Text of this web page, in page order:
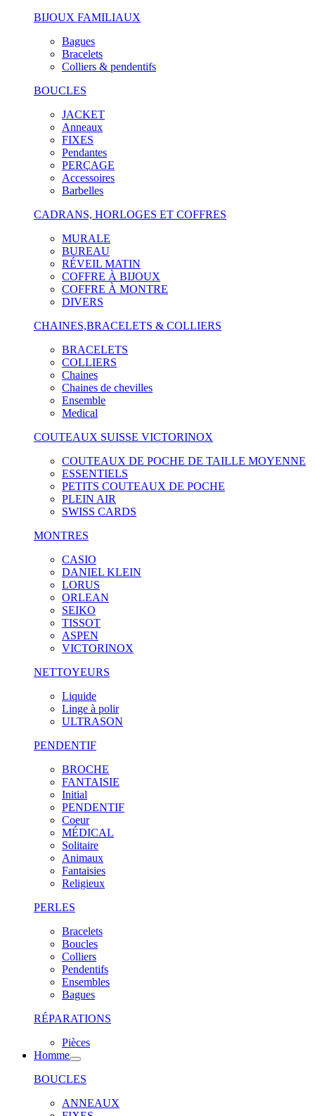
BIJOUX FAMILIAUX
Bagues
Bracelets
Colliers & pendentifs
BOUCLES
JACKET
Anneaux
FIXES
Pendantes
PERÇAGE
Accessoires
Barbelles
CADRANS, HORLOGES ET COFFRES
MURALE
BUREAU
RÉVEIL MATIN
COFFRE À BIJOUX
COFFRE À MONTRE
DIVERS
CHAINES,BRACELETS & COLLIERS
BRACELETS
COLLIERS
Chaines
Chaines de chevilles
Ensemble
Medical
COUTEAUX SUISSE VICTORINOX
COUTEAUX DE POCHE DE TAILLE MOYENNE
ESSENTIELS
PETITS COUTEAUX DE POCHE
PLEIN AIR
SWISS CARDS
MONTRES
CASIO
DANIEL KLEIN
LORUS
ORLEAN
SEIKO
TISSOT
ASPEN
VICTORINOX
NETTOYEURS
Liquide
Linge à polir
ULTRASON
PENDENTIF
BROCHE
FANTAISIE
Initial
PENDENTIF
Coeur
MÉDICAL
Solitaire
Animaux
Fantaisies
Religieux
PERLES
Bracelets
Boucles
Colliers
Pendentifs
Ensembles
Bagues
RÉPARATIONS
Pièces
Homme
BOUCLES
ANNEAUX